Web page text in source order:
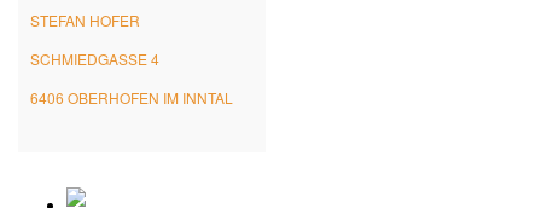
STEFAN HOFER
SCHMIEDGASSE 4
6406 OBERHOFEN IM INNTAL